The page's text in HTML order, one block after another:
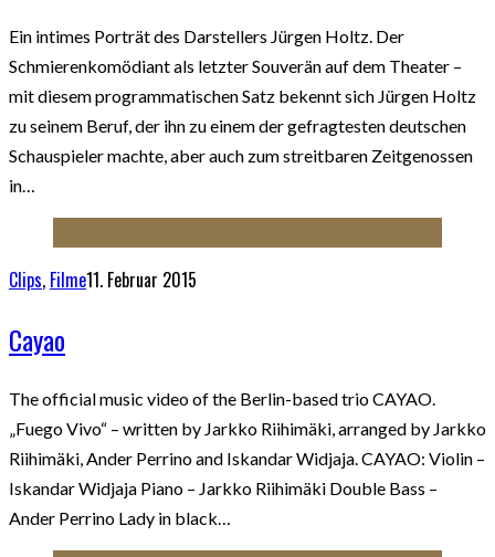
Ein intimes Porträt des Darstellers Jürgen Holtz. Der
Schmierenkomödiant als letzter Souverän auf dem Theater –
mit diesem programmatischen Satz bekennt sich Jürgen Holtz
zu seinem Beruf, der ihn zu einem der gefragtesten deutschen
Schauspieler machte, aber auch zum streitbaren Zeitgenossen
in…
Clips, Filme11. Februar 2015
Cayao
The official music video of the Berlin-based trio CAYAO.
„Fuego Vivo“ – written by Jarkko Riihimäki, arranged by Jarkko
Riihimäki, Ander Perrino and Iskandar Widjaja. CAYAO: Violin –
Iskandar Widjaja Piano – Jarkko Riihimäki Double Bass –
Ander Perrino Lady in black…